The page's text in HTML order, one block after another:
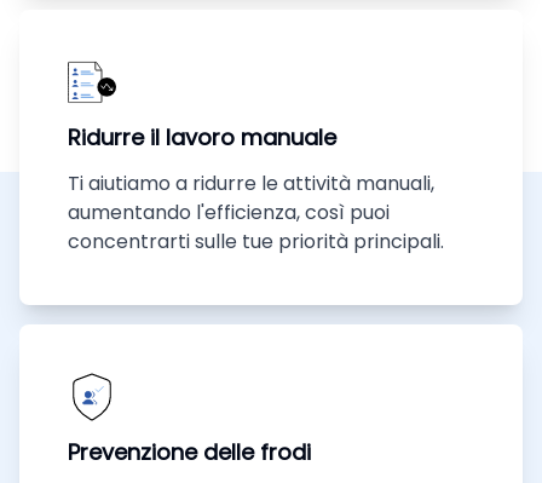
Ridurre il lavoro manuale
Ti aiutiamo a ridurre le attività manuali,
aumentando l'efficienza, così puoi
concentrarti sulle tue priorità principali.
Prevenzione delle frodi